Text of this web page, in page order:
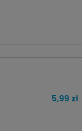
5,99 zł